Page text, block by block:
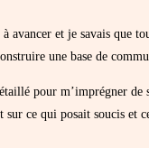
avancer et je savais que
une base de
pour m’imprégner de
ce qui posait soucis et